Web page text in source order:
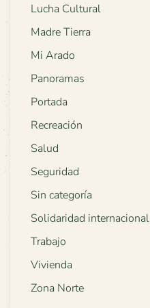
Lucha Cultural
Madre Tierra
Mi Arado
Panoramas
Portada
Recreación
Salud
Seguridad
Sin categoría
Solidaridad internacional
Trabajo
Vivienda
Zona Norte